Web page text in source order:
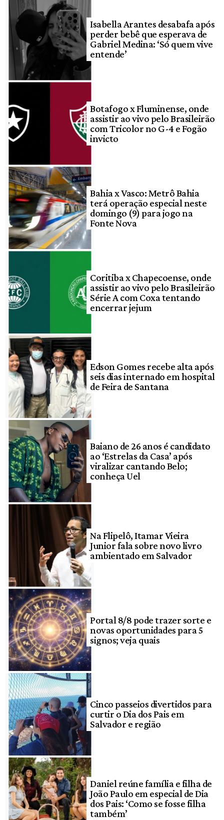
Isabella Arantes desabafa após
perder bebê que esperava de
Gabriel Medina: ‘Só quem vive
entende’
Botafogo x Fluminense, onde
assistir ao vivo pelo Brasileirão
com Tricolor no G-4 e Fogão
invicto
Bahia x Vasco: Metrô Bahia
terá operação especial neste
domingo (9) para jogo na
Fonte Nova
Coritiba x Chapecoense, onde
assistir ao vivo pelo Brasileirão
Série A com Coxa tentando
encerrar jejum
Edson Gomes recebe alta após
seis dias internado em hospital
de Feira de Santana
Baiano de 26 anos é candidato
ao ‘Estrelas da Casa’ após
viralizar cantando Belo;
conheça Uel
Na Flipelô, Itamar Vieira
Junior fala sobre novo livro
ambientado em Salvador
Portal 8/8 pode trazer sorte e
novas oportunidades para 5
signos; veja quais
Cinco passeios divertidos para
curtir o Dia dos Pais em
Salvador e região
Daniel reúne família e filha de
João Paulo em especial de Dia
dos Pais: ‘Como se fosse filha
também’